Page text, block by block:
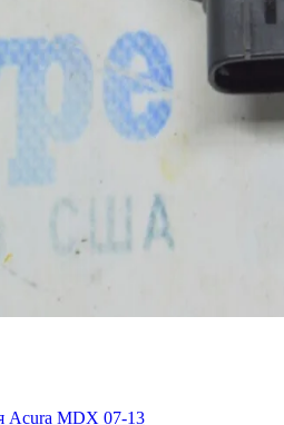
Acura MDX 07-13